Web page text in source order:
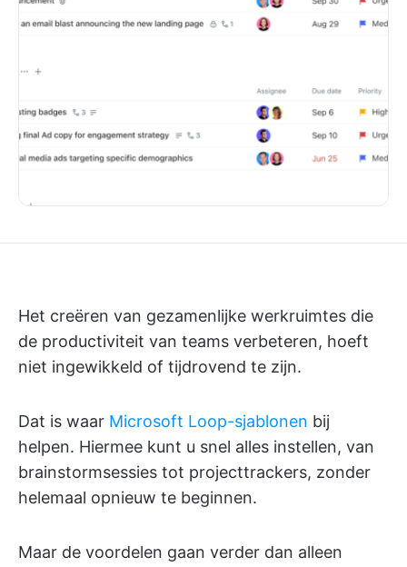
Het creëren van gezamenlijke werkruimtes die
de productiviteit van teams verbeteren, hoeft
niet ingewikkeld of tijdrovend te zijn.
Dat is waar Microsoft Loop-sjablonen bij
helpen. Hiermee kunt u snel alles instellen, van
brainstormsessies tot projecttrackers, zonder
helemaal opnieuw te beginnen.
Maar de voordelen gaan verder dan alleen